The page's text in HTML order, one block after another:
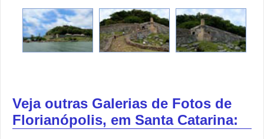
Veja outras Galerias de Fotos de
Florianópolis, em Santa Catarina: